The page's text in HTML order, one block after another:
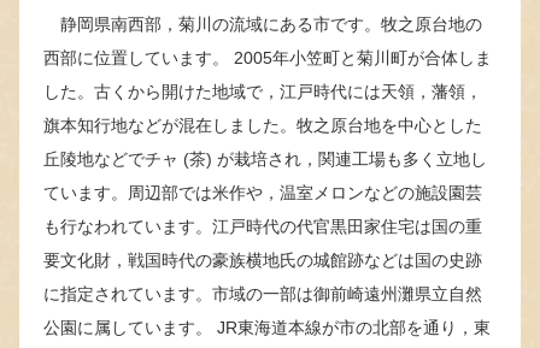
静岡県南西部，菊川の流域にある市です。牧之原台地の
西部に位置しています。 2005年小笠町と菊川町が合体しま
した。古くから開けた地域で，江戸時代には天領，藩領，
旗本知行地などが混在しました。牧之原台地を中心とした
丘陵地などでチャ (茶) が栽培され，関連工場も多く立地し
ています。周辺部では米作や，温室メロンなどの施設園芸
も行なわれています。江戸時代の代官黒田家住宅は国の重
要文化財，戦国時代の豪族横地氏の城館跡などは国の史跡
に指定されています。市域の一部は御前崎遠州灘県立自然
公園に属しています。 JR東海道本線が市の北部を通り，東